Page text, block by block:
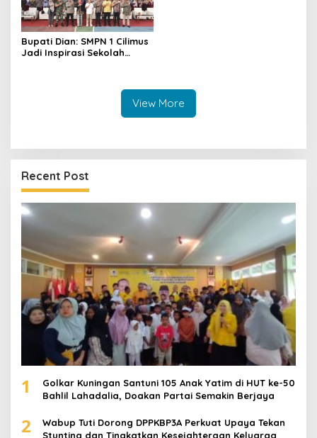
Bupati Dian: SMPN 1 Cilimus
Jadi Inspirasi Sekolah
View More
Recent Post
1
Golkar Kuningan Santuni 105 Anak Yatim di HUT ke-50
Bahlil Lahadalia, Doakan Partai Semakin Berjaya
2
Wabup Tuti Dorong DPPKBP3A Perkuat Upaya Tekan
Stunting dan Tingkatkan Kesejahteraan Keluarga